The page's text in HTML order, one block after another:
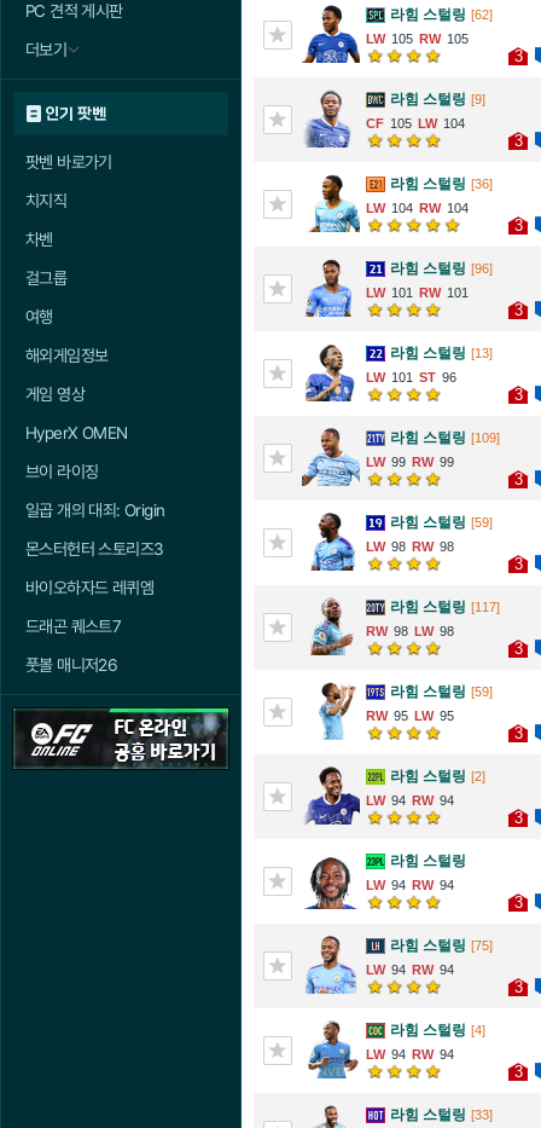
PC 견적 게시판
더보기
인기 팟벤
팟벤 바로가기
치지직
차벤
걸그룹
여행
해외게임정보
게임 영상
HyperX OMEN
브이 라이징
일곱 개의 대죄: Origin
몬스터헌터 스토리즈3
바이오하자드 레퀴엠
드래곤 퀘스트7
풋볼 매니저26
라힘 스털링 [62]
105
105
3
라힘 스털링 [9]
105
104
3
라힘 스털링 [36]
104
104
3
라힘 스털링 [96]
101
101
3
라힘 스털링 [13]
101
96
3
라힘 스털링 [109]
99
99
3
라힘 스털링 [59]
98
98
3
라힘 스털링 [117]
98
98
3
라힘 스털링 [59]
95
95
3
라힘 스털링 [2]
94
94
3
라힘 스털링
94 94
3
라힘 스털링 [75]
94
94
3
라힘 스털링 [4]
94
94
3
라힘 스털링 [33]